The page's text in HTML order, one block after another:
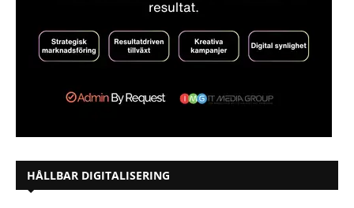
HÅLLBAR DIGITALISERING